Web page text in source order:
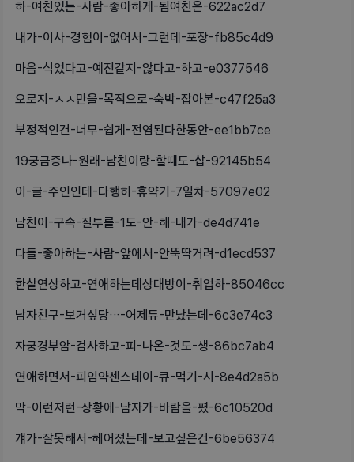
하-여친있는-사람-좋아하게-됨여친은-622ac2d7
내가-이사-경험이-없어서-그런데-포장-fb85c4d9
마음-식었다고-예전같지-않다고-하고-e0377546
오로지-ㅅㅅ만을-목적으로-숙박-잡아본-c47f25a3
부정적인건-너무-쉽게-전염된다한동안-ee1bb7ce
19궁금증나-원래-남친이랑-할때도-삽-92145b54
이-글-주인인데-다행히-휴약기-7일차-57097e02
남친이-구속-질투를-1도-안-해-내가-de4d741e
다들-좋아하는-사람-앞에서-안뚝딱거려-d1ecd537
한살연상하고-연애하는데상대방이-취업하-85046cc
남자친구-보거싶당…-어제듀-만났는데-6c3e74c3
자궁경부암-검사하고-피-나온-것도-생-86bc7ab4
연애하면서-피임약센스데이-큐-먹기-시-8e4d2a5b
막-이런저런-상황에-남자가-바람을-폈-6c10520d
걔가-잘못해서-헤어졌는데-보고싶은건-6be56374